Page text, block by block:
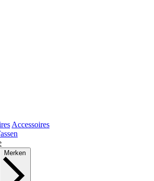
Accessoires
Merken